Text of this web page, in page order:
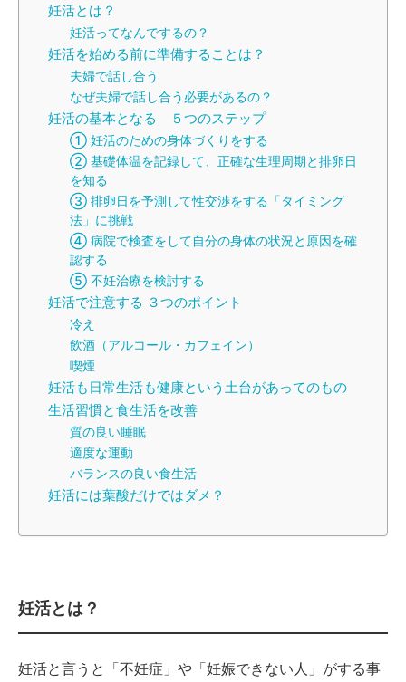
妊活とは？
妊活ってなんでするの？
妊活を始める前に準備することは？
夫婦で話し合う
なぜ夫婦で話し合う必要があるの？
妊活の基本となる ５つのステップ
① 妊活のための身体づくりをする
② 基礎体温を記録して、正確な生理周期と排卵日
を知る
③ 排卵日を予測して性交渉をする「タイミング
法」に挑戦
④ 病院で検査をして自分の身体の状況と原因を確
認する
⑤ 不妊治療を検討する
妊活で注意する ３つのポイント
冷え
飲酒（アルコール・カフェイン）
喫煙
妊活も日常生活も健康という土台があってのもの
生活習慣と食生活を改善
質の良い睡眠
適度な運動
バランスの良い食生活
妊活には葉酸だけではダメ？
妊活とは？
妊活と言うと「不妊症」や「妊娠できない人」がする事